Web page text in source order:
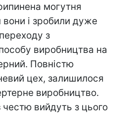
могутня
вони і зробили дуже
з
виробництва на
Повністю
цех, залишилося
виробництво.
вийдуть з цього